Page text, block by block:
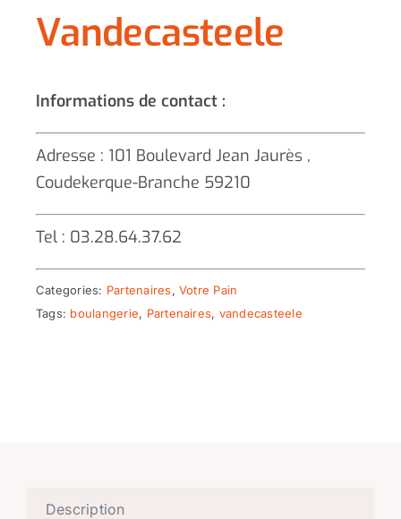
Vandecasteele
Informations de contact :
Adresse : 101 Boulevard Jean Jaurès ,
Coudekerque-Branche 59210
Tel : 03.28.64.37.62
Categories: Partenaires, Votre Pain
Tags: boulangerie, Partenaires, vandecasteele
Description